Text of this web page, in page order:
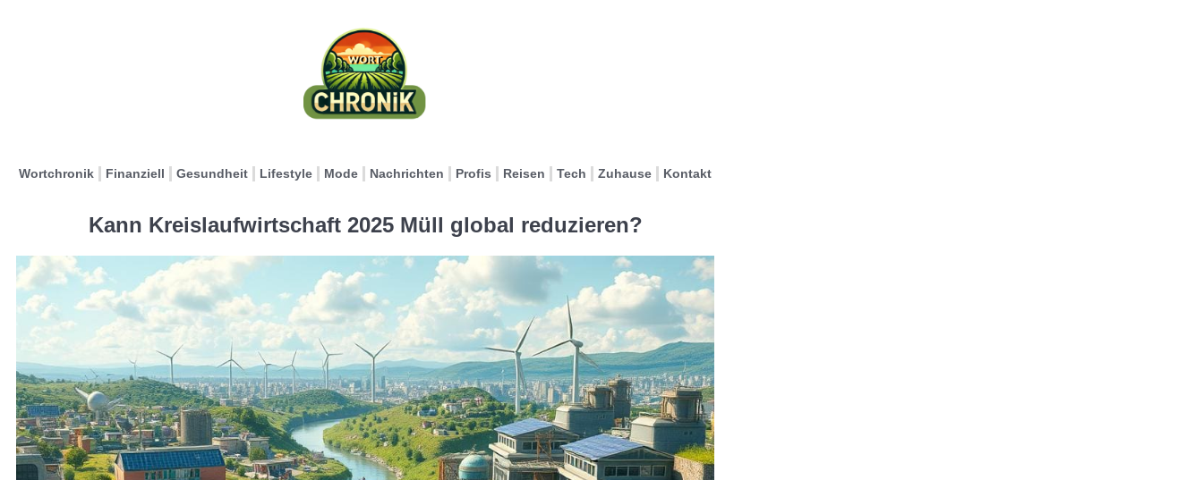
Wortchronik Finanziell Gesundheit Lifestyle Mode Nachrichten Profis Reisen Tech Zuhause Kontakt
Kann Kreislaufwirtschaft 2025 Müll global reduzieren?